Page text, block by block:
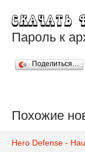
Пароль к
Поделиться…
Похожие
Hero Defense -